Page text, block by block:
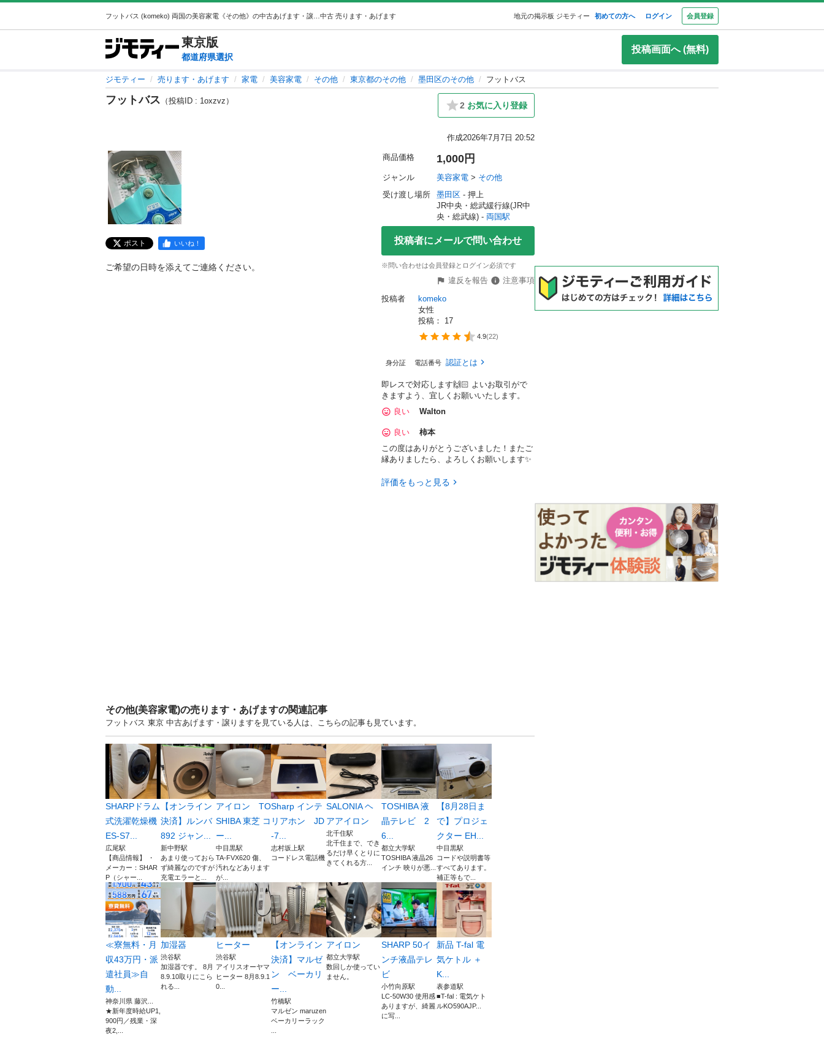
中古 売ります・あげます 地元の掲示板 ジモティー 初めての方へ ログイン 会員登録
東京版
都道府県選択
投稿画面へ (無料)
ジモティー 売ります・あげます 家電 美容家電 その他 東京都のその他 墨田区のその他 フットバス
フットバス （投稿ID : 1oxzvz） 2 お気に入り登録
作成2026年7月7日 20:52
ポスト いいね！
ご希望の日時を添えてご連絡ください。
商品価格 1,000円
ジャンル 美容家電 > その他
受け渡し場所
墨田区 - 押上
JR中央・総武緩行線(JR中
央・総武線) - 両国駅
投稿者にメールで問い合わせ
※問い合わせは会員登録とログイン必須です
違反を報告
注意事項
投稿者
komeko
女性
投稿： 17
4.9(22)
身分証 電話番号 認証とは
即レスで対応します🙌🏻 よいお取引がで
きますよう、宜しくお願いいたします。
良い
Walton
良い
柿本
この度はありがとうございました！またご
縁ありましたら、よろしくお願いします✨
評価をもっと見る
その他(美容家電)の売ります・あげますの関連記事
フットバス 東京 中古あげます・譲りますを見ている人は、こちらの記事も見ています。
SHARPドラム
式洗濯乾燥機
ES-S7...
広尾駅
【商品情報】 ・
メーカー：SHAR
P（シャー...
【オンライン
決済】ルンバ
892 ジャン...
新中野駅
あまり使っておら
ず綺麗なのですが
充電エラーと...
アイロン TO
SHIBA 東芝 コ
ー...
中目黒駅
TA-FVX620 傷、
汚れなどあります
が...
Sharp インテ
リアホン JD
-7...
志村坂上駅
コードレス電話機
SALONIA ヘ
アアイロン
北千住駅
北千住まで、でき
るだけ早くとりに
きてくれる方...
TOSHIBA 液
晶テレビ 2
6...
都立大学駅
TOSHIBA 液晶26
インチ 映りが悪...
【8月28日ま
で】プロジェ
クター EH...
中目黒駅
コードや説明書等
すべてあります。
補正等もで...
≪寮無料・月
収43万円・派
遣社員≫自
動...
神奈川県 藤沢...
★新年度時給UP1,
900円／残業・深
夜2,...
加湿器
渋谷駅
加湿器です。 8月
8.9.10取りにこら
れる...
ヒーター
渋谷駅
アイリスオーヤマ
ヒーター 8月8.9.1
0...
【オンライン
決済】マルゼ
ン ベーカリ
ー...
竹橋駅
マルゼン maruzen
ベーカリーラック
アイロン
都立大学駅
数回しか使ってい
ません。
SHARP 50イ
ンチ液晶テレ
ビ
小竹向原駅
LC-50W30 使用感
ありますが、綺麗
に写...
新品 T-fal 電
気ケトル ＋
K...
表参道駅
■T-fal : 電気ケト
ルKO590AJP...